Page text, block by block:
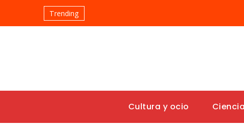
Trending
Cultura y ocio